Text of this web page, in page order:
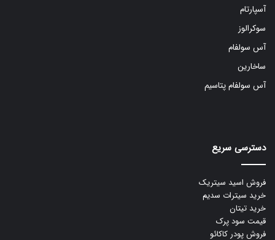
آسپارتام
سوکرالوز
آس سولفام
ساخارین
آس سولفام پتاسیم
دسترسی سریع
فروش اسید سیتریک
خرید سیترات سدیم
خرید تیتان
قیمت سود پرک
فروش پودر کاکائو